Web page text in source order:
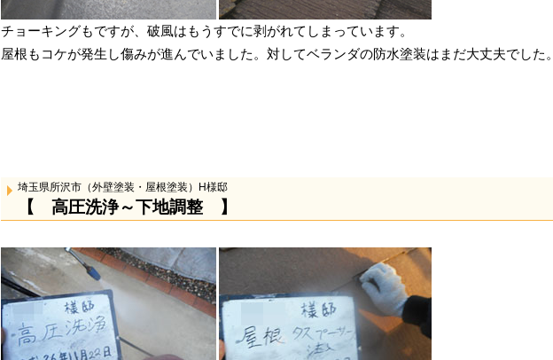
チョーキングもですが、破風はもうすでに剥がれてしまっています。
屋根もコケが発生し傷みが進んでいました。対してベランダの防水塗装はまだ大丈夫でした。
埼玉県所沢市（外壁塗装・屋根塗装）H様邸
【 高圧洗浄～下地調整 】